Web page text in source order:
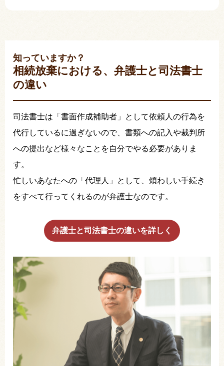
知っていますか？
相続放棄における、弁護士と司法書士
の違い
司法書士は「書面作成補助者」として依頼人の行為を
代行しているに過ぎないので、書類への記入や裁判所
への提出など様々なことを自分でやる必要がありま
す。
忙しいあなたへの「代理人」として、煩わしい手続き
をすべて行ってくれるのが弁護士なのです。
弁護士と司法書士の違いを詳しく